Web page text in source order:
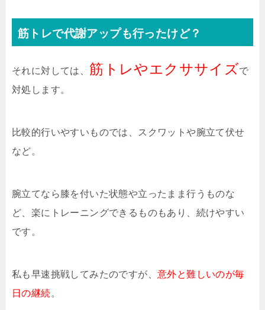
筋トレで代謝アップも行ったけど？
それに対しては、 筋トレやエクササイズで
対処します。
比較的行いやすいものでは、スクワットや腕立て伏せ
など。
腕立てなら膝を付いた状態や立ったまま行うものな
ど、楽にトレーニングできるものもあり、続けやすい
です。
私も早速挑戦してみたのですが、 意外と難しいのが毎
日の継続。